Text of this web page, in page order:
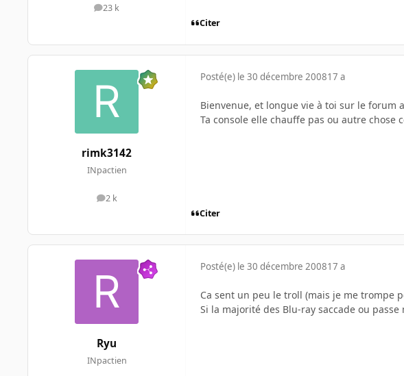
23 k
messages
Citer
rimk3142
INpactien
2 k
messages
Posté(e) le 30 décembre 200817 a
Bienvenue, et longue vie à toi sur le forum
Ta console elle chauffe pas ou autre chose
Citer
Ryu
INpactien
Posté(e) le 30 décembre 200817 a
Ca sent un peu le troll (mais je me trompe
Si la majorité des Blu-ray saccade ou